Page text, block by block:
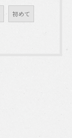
初めて